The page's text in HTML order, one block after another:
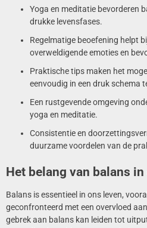
Yoga en meditatie bevorderen
drukke levensfases.
Regelmatige beoefening helpt
overweldigende emoties en
Praktische tips maken het
eenvoudig in een druk schema
Een rustgevende omgeving
yoga en meditatie.
Consistentie en
duurzame voordelen van de
Het belang van balans
Balans is essentieel in ons leven,
geconfronteerd met een overvloed
gebrek aan balans kan leiden tot